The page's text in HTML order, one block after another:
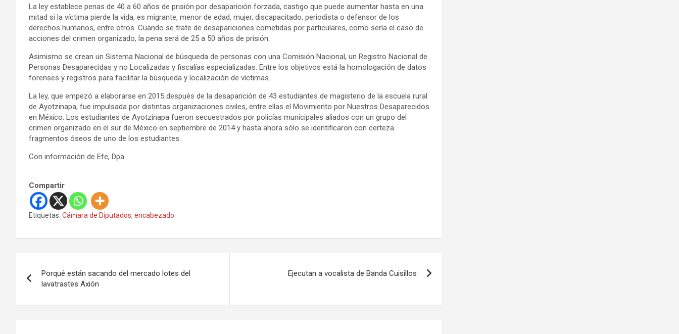
La ley establece penas de 40 a 60 años de prisión por desaparición forzada, castigo que puede aumentar hasta en una
mitad si la víctima pierde la vida, es migrante, menor de edad, mujer, discapacitado, periodista o defensor de los
derechos humanos, entre otros. Cuando se trate de desapariciones cometidas por particulares, como sería el caso de
acciones del crimen organizado, la pena será de 25 a 50 años de prisión.
Asimismo se crean un Sistema Nacional de búsqueda de personas con una Comisión Nacional, un Registro Nacional de
Personas Desaparecidas y no Localizadas y fiscalías especializadas. Entre los objetivos está la homologación de datos
forenses y registros para facilitar la búsqueda y localización de víctimas.
La ley, que empezó a elaborarse en 2015 después de la desaparición de 43 estudiantes de magisterio de la escuela rural
de Ayotzinapa, fue impulsada por distintas organizaciones civiles, entre ellas el Movimiento por Nuestros Desaparecidos
en México. Los estudiantes de Ayotzinapa fueron secuestrados por policías municipales aliados con un grupo del
crimen organizado en el sur de México en septiembre de 2014 y hasta ahora sólo se identificaron con certeza
fragmentos óseos de uno de los estudiantes.
Con información de Efe, Dpa
Compartir
Etiquetas: Cámara de Diputados, encabezado
v
Porqué están sacando del mercado lotes del
lavatrastes Axión
Ejecutan a vocalista de Banda Cuisillos